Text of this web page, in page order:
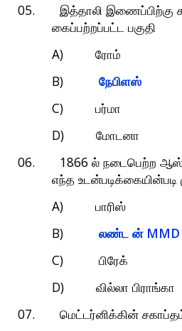
05. இத்தாலி இணைப்பிற்கு
கைப்பற்றப்பட்ட பகுதி
A) ரோம்
B) நேபிளஸ்
C) பர்மா
D) மோடனா
06. 1866 ல் நடைபெற்ற
எந்த உடன்படிக்கையின்படி
A)
பாரிஸ்
B) லண்ட ன்MMD
C)
பிரேக்
D) வில்லா பிராங்கா
07. மெட்டர்னிக்கின்